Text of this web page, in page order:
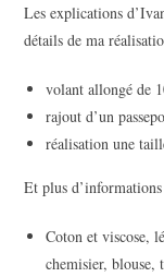
Les explications
détails de ma
volant allongé de
rajout d’un
réalisation une
Et plus
Coton et viscose,
chemisier, blouse,